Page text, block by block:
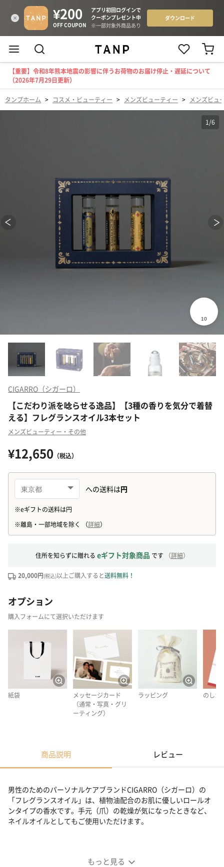
【重要】令和8年熊本地震の影響に伴うお荷物のお届け停止・遅延について
（2026年7月29日更新）
タンプホーム > コスメ・ビューティー > メンズビューティー > メンズビュ
1/6
CIGARRO（シガーロ）
【こだわり派を唸らせる逸品】【3種の香りを気分で着替
える】フレグランスオイル3本セット
メンズビューティー・その他
¥12,650 （税込）
住所を知らずに贈れる eギフト対象商品 です （詳細）
20,000円(税込)以上ご購入すると送料無料！
オプション
購入フォームにて選択いただけます
紙袋
メッセージカード
（通常・写真・グリ
ーティング）
ラッピング のしカ
商品説明 レビュー
もっと見る
男性のためのパーソナルケアブランドCIGARRO（シガーロ）の
「フレグランスオイル」は、植物油配合のお肌に優しいロールオ
ンタイプの香水です。手元（爪）の乾燥が気になったときなど、
ネイルオイルとしてもご使用いただけます。